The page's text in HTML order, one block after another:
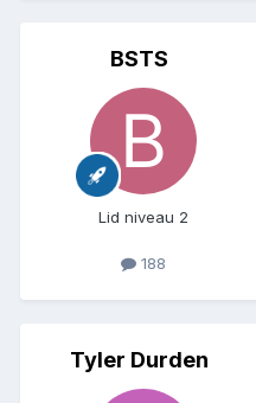
BSTS
Lid niveau 2
188
Tyler Durden